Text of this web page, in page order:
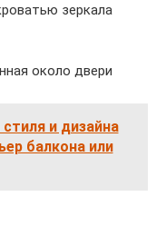
зеркала
около двери
и дизайна
балкона или